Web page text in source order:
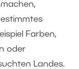
Farben,
oder
Landes.